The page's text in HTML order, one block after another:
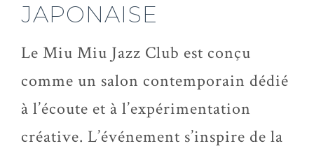
JAPONAISE
Le Miu Miu Jazz Club est conçu
comme un salon contemporain dédié
à l’écoute et à l’expérimentation
créative. L’événement s’inspire de la